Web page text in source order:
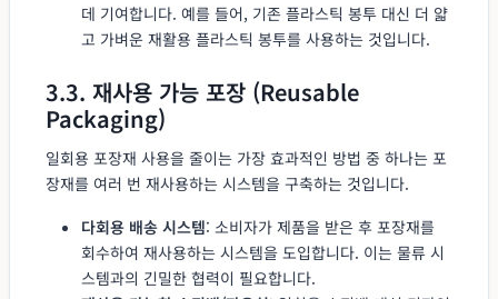
데 기여합니다. 예를 들어, 기존 플라스틱 봉투 대신 더 얇
고 가벼운 재활용 플라스틱 봉투를 사용하는 것입니다.
3.3. 재사용 가능 포장 (Reusable
Packaging)
일회용 포장재 사용을 줄이는 가장 효과적인 방법 중 하나는 포
장재를 여러 번 재사용하는 시스템을 구축하는 것입니다.
다회용 배송 시스템: 소비자가 제품을 받은 후 포장재를
회수하여 재사용하는 시스템을 도입합니다. 이는 물류 시
스템과의 긴밀한 협력이 필요합니다.